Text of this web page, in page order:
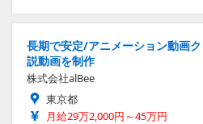
長期で安定/アニメーション動画
説動画を制作
株式会社alBee
東京都
月給29万2,000円～45万円